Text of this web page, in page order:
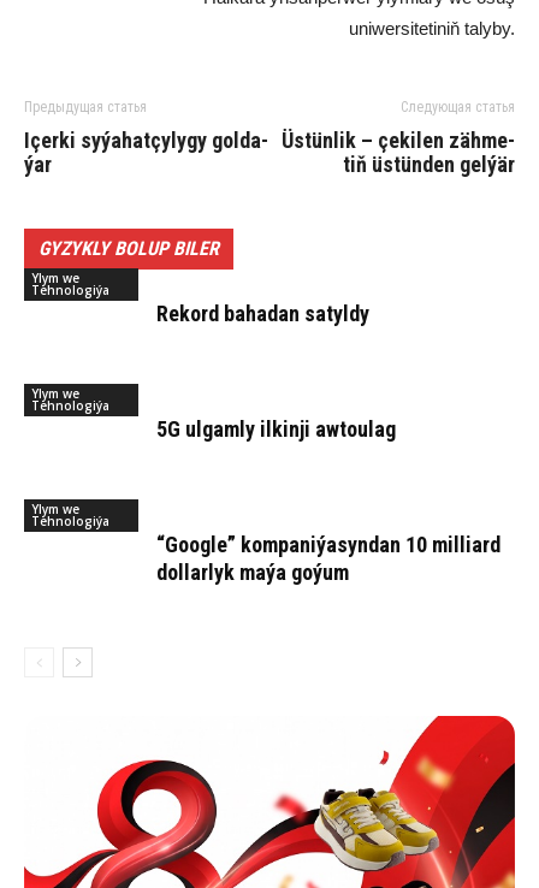
uni­wer­si­te­ti­niň ta­ly­by.
Предыдущая статья
Içer­ki sy­ýa­hat­çy­ly­gy gol­da­
ýar
Следующая статья
Üs­tün­lik – çe­ki­len zäh­me­
tiň üs­tün­den gel­ýär
GYZYKLY BOLUP BILER
Ylym we
Tehnologiýa
Rekord bahadan satyldy
Ylym we
Tehnologiýa
5G ulgamly ilkinji awtoulag
Ylym we
Tehnologiýa
“Google” kompaniýasyndan 10 milliard
dollarlyk maýa goýum